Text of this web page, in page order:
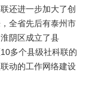
还进一步加大了创
全省先后有泰州市
阴区成立了县
多个县级社科联的
动的工作网络建设